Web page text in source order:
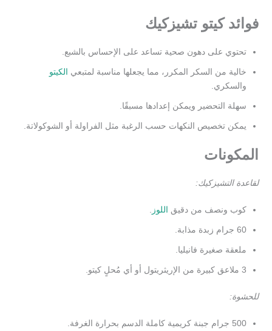
فوائد كيتو تشيزكيك
تحتوي على دهون صحية تساعد على الإحساس بالشبع.
خالية من السكر المكرر، مما يجعلها مناسبة لمتبعي الكيتو
والسكري.
سهلة التحضير ويمكن إعدادها مسبقًا.
يمكن تخصيص النكهات حسب الرغبة مثل الفراولة أو الشوكولاتة.
المكونات
لقاعدة التشيزكيك:
كوب ونصف من دقيق اللوز
60 جرام زبدة مذابة.
ملعقة صغيرة فانيليا.
3 ملاعق كبيرة من الإريثريتول أو أي مُحلٍ كيتو.
للحشوة:
500 جرام جبنة كريمية كاملة الدسم بحرارة الغرفة.